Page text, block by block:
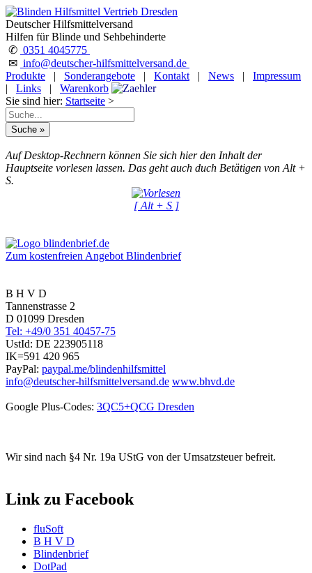
Deutscher Hilfsmittelversand
Hilfen für Blinde und Sehbehinderte
✆ 0351 4045775
✉ info@deutscher-hilfsmittelversand.de
Produkte
| Sonderangebote | Kontakt | News |
Impressum
|
Links |
Warenkorb
Sie sind hier: Startseite >
Auf Desktop-Rechnern können Sie sich hier den Inhalt der
Hauptseite vorlesen lassen. Das geht auch duch Betätigen von Alt +
S.
[ Alt + S ]
Zum kostenfreien Angebot Blindenbrief
B H V D
Tannenstrasse 2
D 01099 Dresden
Tel: +49/0 351 40457-75
UstId: DE 223905118
IK=591 420 965
PayPal: paypal.me/blindenhilfsmittel
info@deutscher-hilfsmittelversand.de www.bhvd.de
Google Plus-Codes: 3QC5+QCG Dresden
Wir sind nach §4 Nr. 19a UStG von der Umsatzsteuer befreit.
Link zu Facebook
fluSoft
B H V D
Blindenbrief
DotPad